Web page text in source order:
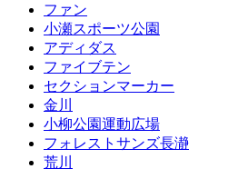
ファン
小瀬スポーツ公園
アディダス
ファイブテン
セクションマーカー
金川
小柳公園運動広場
フォレストサンズ長瀞
荒川